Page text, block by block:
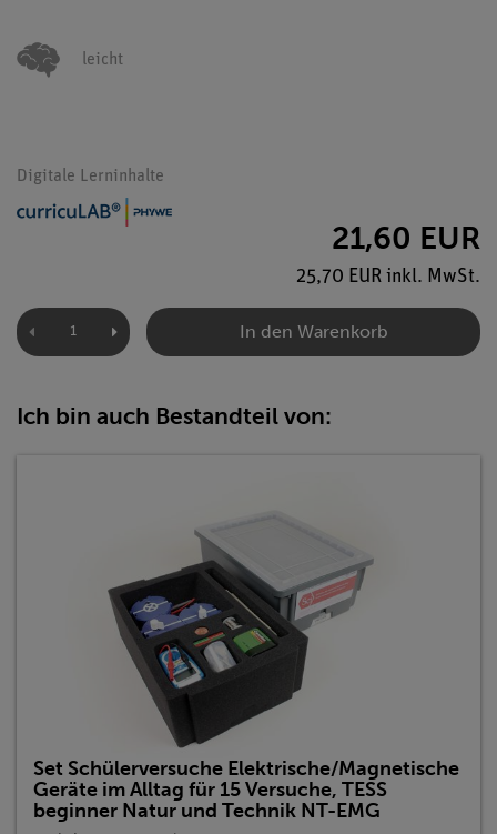
leicht
Digitale Lerninhalte
21,60 EUR
25,70 EUR inkl. MwSt.
In den Warenkorb
Ich bin auch Bestandteil von:
Set Schülerversuche Elektrische/Magnetische
Geräte im Alltag für 15 Versuche, TESS
beginner Natur und Technik NT-EMG